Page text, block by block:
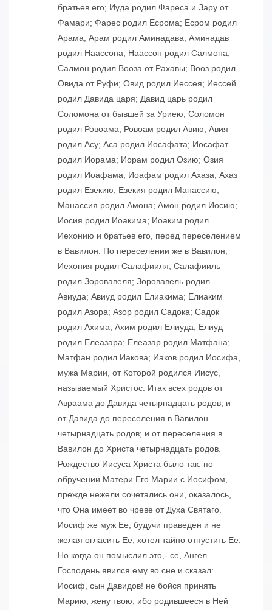
братьев его; Иуда родил Фареса и Зару от
Фамари; Фарес родил Есрома; Есром родил
Арама; Арам родил Аминадава; Аминадав
родил Наассона; Наассон родил Салмона;
Салмон родил Вооза от Рахавы; Вооз родил
Овида от Руфи; Овид родил Иессея; Иессей
родил Давида царя; Давид царь родил
Соломона от бывшей за Уриею; Соломон
родил Ровоама; Ровоам родил Авию; Авия
родил Асу; Аса родил Иосафата; Иосафат
родил Иорама; Иорам родил Озию; Озия
родил Иоафама; Иоафам родил Ахаза; Ахаз
родил Езекию; Езекия родил Манассию;
Манассия родил Амона; Амон родил Иосию;
Иосия родил Иоакима; Иоаким родил
Иехонию и братьев его, перед переселением
в Вавилон. По переселении же в Вавилон,
Иехония родил Салафииля; Салафииль
родил Зоровавеля; Зоровавель родил
Авиуда; Авиуд родил Елиакима; Елиаким
родил Азора; Азор родил Садока; Садок
родил Ахима; Ахим родил Елиуда; Елиуд
родил Елеазара; Елеазар родил Матфана;
Матфан родил Иакова; Иаков родил Иосифа,
мужа Марии, от Которой родился Иисус,
называемый Христос. Итак всех родов от
Авраама до Давида четырнадцать родов; и
от Давида до переселения в Вавилон
четырнадцать родов; и от переселения в
Вавилон до Христа четырнадцать родов.
Рождество Иисуса Христа было так: по
обручении Матери Его Марии с Иосифом,
прежде нежели сочетались они, оказалось,
что Она имеет во чреве от Духа Святаго.
Иосиф же муж Ее, будучи праведен и не
желая огласить Ее, хотел тайно отпустить Ее.
Но когда он помыслил это,- се, Ангел
Господень явился ему во сне и сказал:
Иосиф, сын Давидов! не бойся принять
Марию, жену твою, ибо родившееся в Ней